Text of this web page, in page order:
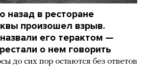
назад в ресторане
произошел взрыв.
его терактом —
о нем говорить
до сих пор остаются без ответов